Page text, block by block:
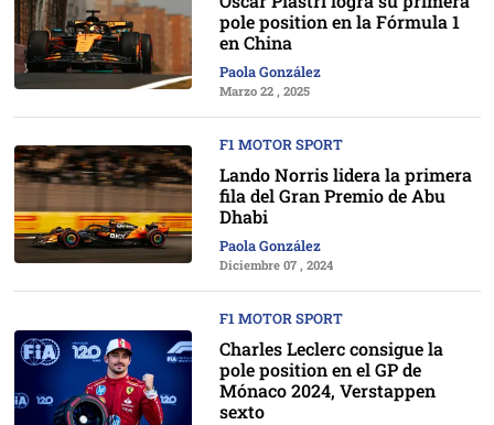
pole position en la Fórmula 1
en China
Paola González
Marzo 22 , 2025
F1 MOTOR SPORT
Lando Norris lidera la primera
fila del Gran Premio de Abu
Dhabi
Paola González
Diciembre 07 , 2024
F1 MOTOR SPORT
Charles Leclerc consigue la
pole position en el GP de
Mónaco 2024, Verstappen
sexto